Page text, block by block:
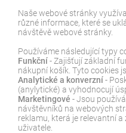
Naše webové stránky
různé informace, které se
návštěvě webové stránky.
Používáme následující typy
Funkční- Zajišťují základní
nákupní košík. Tyto cookies
Analytické a konverzní-
(anylytické) a vyhodnocují
Marketingové - Jsou
návštěvníků na webových
reklamu, která je relevantní
uživatele.
ČistímeSiZuby.cz E-shop
Krvácení dásní
E-SHOP